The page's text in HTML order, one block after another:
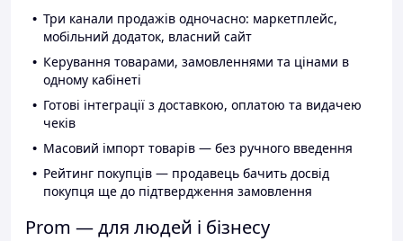
Три канали продажів одночасно: маркетплейс,
мобільний додаток, власний сайт
Керування товарами, замовленнями та цінами в
одному кабінеті
Готові інтеграції з доставкою, оплатою та видачею
чеків
Масовий імпорт товарів — без ручного введення
Рейтинг покупців — продавець бачить досвід
покупця ще до підтвердження замовлення
Prom — для людей і бізнесу